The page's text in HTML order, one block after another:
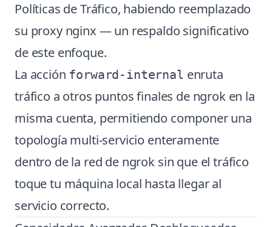
Políticas de Tráfico, habiendo reemplazado
su proxy nginx — un respaldo significativo
de este enfoque.
La acción forward-internal enruta
tráfico a otros puntos finales de ngrok en la
misma cuenta, permitiendo componer una
topología multi-servicio enteramente
dentro de la red de ngrok sin que el tráfico
toque tu máquina local hasta llegar al
servicio correcto.